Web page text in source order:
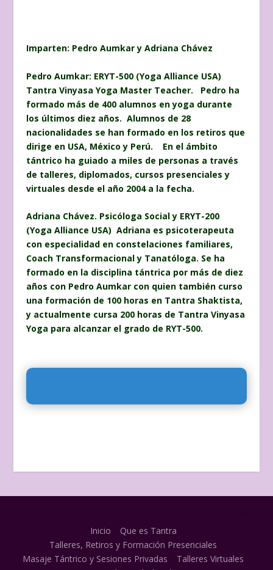
Imparten: Pedro Aumkar y Adriana Chávez
Pedro Aumkar: ERYT-500 (Yoga Alliance USA)
Tantra Vinyasa Yoga Master Teacher. Pedro ha
formado más de 400 alumnos en yoga durante
los últimos diez años. Alumnos de 28
nacionalidades se han formado en los retiros que
dirige en USA, México y Perú. En el ámbito
tántrico ha guiado a miles de personas a través
de talleres, diplomados, cursos presenciales y
virtuales desde el año 2004 a la fecha.
Adriana Chávez. Psicóloga Social y ERYT-200
(Yoga Alliance USA) Adriana es psicoterapeuta
con especialidad en constelaciones familiares,
Coach Transformacional y Tanatóloga. Se ha
formado en la disciplina tántrica por más de diez
años con Pedro Aumkar con quien también curso
una formación de 100 horas en Tantra Shaktista,
y actualmente cursa 200 horas de Tantra Vinyasa
Yoga para alcanzar el grado de RYT-500.
Inicio
Que es Tantra
Talleres, Retiros y Formación Presenciales
Masaje Tántrico y Sesiones Privadas
Talleres Virtuales